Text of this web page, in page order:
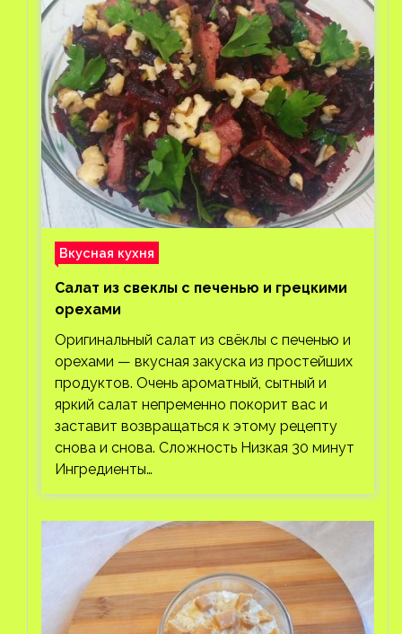
Вкусная кухня
Салат из свеклы с печенью и грецкими
орехами
Оригинальный салат из свёклы с печенью и
орехами — вкусная закуска из простейших
продуктов. Очень ароматный, сытный и
яркий салат непременно покорит вас и
заставит возвращаться к этому рецепту
снова и снова. Сложность Низкая 30 минут
Ингредиенты…